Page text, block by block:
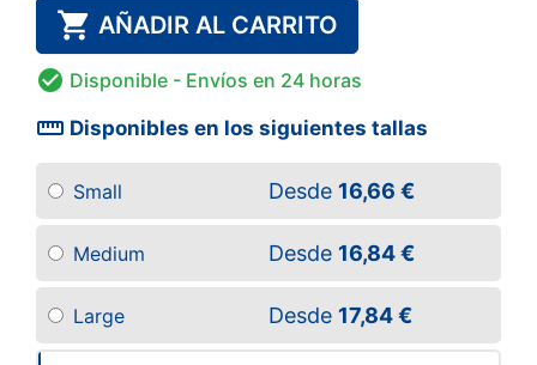
 AÑADIR AL CARRITO
 Disponible - Envíos en 24 horas
straighten Disponibles en los siguientes tallas
Small Desde 16,66 €
Medium Desde 16,84 €
Large Desde 17,84 €